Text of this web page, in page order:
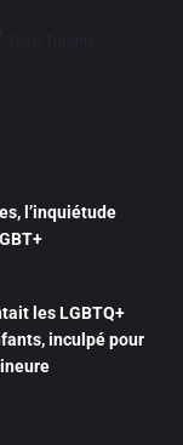
Tech Tribune
l’inquiétude
les LGBTQ+
inculpé pour